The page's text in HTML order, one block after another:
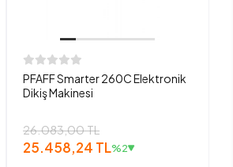
PFAFF Smarter 260C Elektronik
Dikiş Makinesi
26.083,00 TL
25.458,24 TL%2